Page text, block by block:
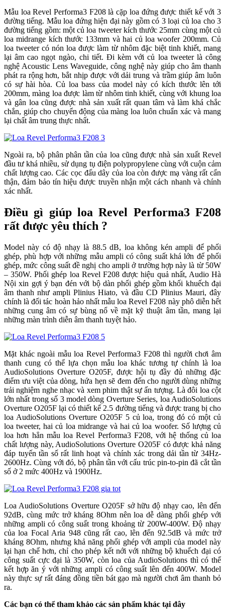
Mẫu loa Revel Performa3 F208 là cặp loa đứng được thiết kế với 3
đường tiếng. Mẫu loa đứng hiện đại này gồm có 3 loại củ loa cho 3
đường tiếng gồm: một củ loa tweeter kích thước 25mm cùng một củ
loa midrange kích thước 133mm và hai củ loa woofer 200mm. Củ
loa tweeter có nón loa được làm từ nhôm đặc biệt tinh khiết, mang
lại âm cao ngọt ngào, chi tiết. Đi kèm với củ loa tweeter là công
nghệ Acoustic Lens Waveguide, công nghệ này giúp cho âm thanh
phát ra rộng hơn, bắt nhịp được với dải trung và trầm giúp âm luôn
có sự hài hòa. Củ loa bass của model này có kích thước lên tới
200mm, màng loa được làm từ nhôm tinh khiết, cùng với khung loa
và gân loa cũng được nhà sản xuất rất quan tâm và làm khá chắc
chắn, giúp cho chuyển động của màng loa luôn chuẩn xác và mang
lại chất âm trung thực nhất.
Ngoài ra, bộ phân phân tần của loa cũng được nhà sản xuất Revel
đầu tư khá nhiều, sử dụng tụ điện polypropylene cùng với cuộn cảm
chất lượng cao. Các cọc đấu dây của loa còn được mạ vàng rất cẩn
thận, đảm bảo tín hiệu được truyền nhận một cách nhanh và chính
xác nhất.
Điều gì giúp loa Revel Performa3 F208
rất được yêu thích ?
​Model này có độ nhạy là 88.5 dB, loa không kén ampli để phối
ghép, phù hợp với những mẫu ampli có công suất khá lớn để phối
ghép, mức công suất đề nghị cho ampli ở trường hợp này là từ 50W
– 350W. Phối ghép loa Revel F208 được hiệu quả nhất, Audio Hà
Nội xin gợi ý bạn đén với bộ dàn phối ghép gồm khối khuếch đại
âm thanh như ampli Plinius Hiato, và đầu CD Plinius Mauri, đây
chính là đối tác hoàn hảo nhất mẫu loa Revel F208 này phô diễn hết
những cung âm có sự bùng nổ về mặt kỹ thuật âm tần, mang lại
những màn trình diễn âm thanh tuyệt hảo.
Mặt khác ngoài mẫu loa Revel Performa3 F208 thì người chơi âm
thanh cung có thể lựa chọn mẫu loa khác tương tự chính là loa
AudioSolutions Overture O205F, được hội tụ đầy đủ những đặc
điểm ưu việt của dòng, hứa hẹn sẽ đem đến cho người dùng những
trải nghiệm nghe nhạc và xem phim thật sự ấn tượng. Là đôi loa cột
lớn nhất trong số 3 model dòng Overture Series, loa AudioSolutions
Overture O205F lại có thiết kế 2.5 đường tiếng và được trang bị cho
loa AudioSolutions Overture O205F 5 củ loa, trong đó có một củ
loa tweeter, hai củ loa midrange và hai củ loa woofer. Số lượng củ
loa hơn hẳn mẫu loa Revel Performa3 F208, với hệ thống củ loa
chất lượng này, AudioSolutions Overture O205F có được khả năng
đáp tuyến tần số rất linh hoạt và chính xác trong dải tần từ 34Hz-
2600Hz. Cùng với đó, bộ phân tần với cấu trúc pin-to-pin đã cắt tần
số ở 2 mức 400Hz và 1900Hz.
Loa AudioSolutions Overture O205F sở hữu độ nhạy cao, lên đến
92dB, cùng mức trở kháng 8Ohm nên loa dễ dàng phối ghép với
những ampli có công suất trong khoảng từ 200W-400W. Độ nhạy
của loa Focal Aria 948 cũng rất cao, lên đến 92.5dB và mức trở
kháng 8Ohm, nhưng khả năng phối ghép với ampli của model này
lại hạn chế hơn, chỉ cho phép kết nới với những bộ khuếch đại có
công suất cực đại là 350W, còn loa của AudioSolutions thì có thể
kết hợp ăn ý với những ampli có công suất lên đến 400W. Model
này thực sự rất đáng đồng tiền bát gạo mà người chơi âm thanh bỏ
ra.
Các bạn có thể tham khảo các sản phẩm khác tại đây